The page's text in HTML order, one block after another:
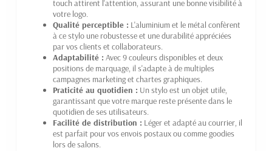
touch attirent l'attention, assurant une bonne visibilité à
votre logo.
Qualité perceptible : L'aluminium et le métal confèrent
à ce stylo une robustesse et une durabilité appréciées
par vos clients et collaborateurs.
Adaptabilité : Avec 9 couleurs disponibles et deux
positions de marquage, il s'adapte à de multiples
campagnes marketing et chartes graphiques.
Praticité au quotidien : Un stylo est un objet utile,
garantissant que votre marque reste présente dans le
quotidien de ses utilisateurs.
Facilité de distribution : Léger et adapté au courrier, il
est parfait pour vos envois postaux ou comme goodies
lors de salons.